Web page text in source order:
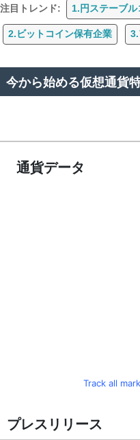
注目トレンド: 1.円ステーブル
2.ビットコイン保有企業
今から始める仮想通貨
通貨データ
Track all
プレスリリース